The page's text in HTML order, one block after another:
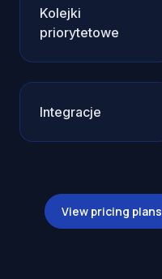
Kolejki
priorytetowe
Integracje
View pricing plans